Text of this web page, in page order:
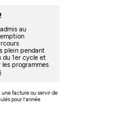
au
plein pendant
du 1er cycle et
les programmes
une facture ou servir de
pour l’année